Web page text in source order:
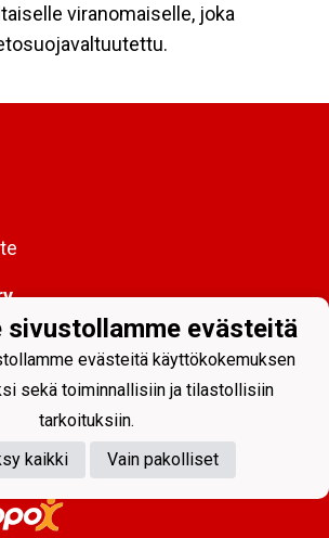
viranomaiselle, joka
sivustollamme evästeitä
evästeitä käyttökokemuksen
sekä toiminnallisiin ja tilastollisiin
tarkoituksiin.
kaikki
Vain pakolliset